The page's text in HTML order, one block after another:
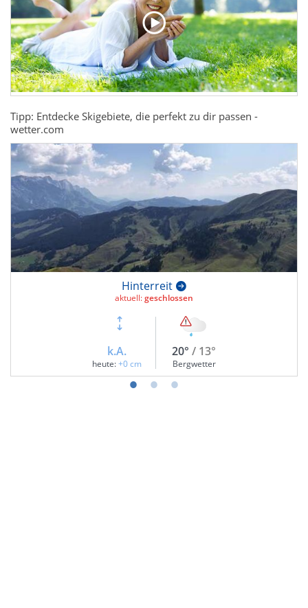
Tipp: Entdecke Skigebiete, die perfekt zu dir passen -
wetter.com
Hinterreit
aktuell:geschlossen
k.A.
heute:+0 cm
20° / 13°
Bergwetter